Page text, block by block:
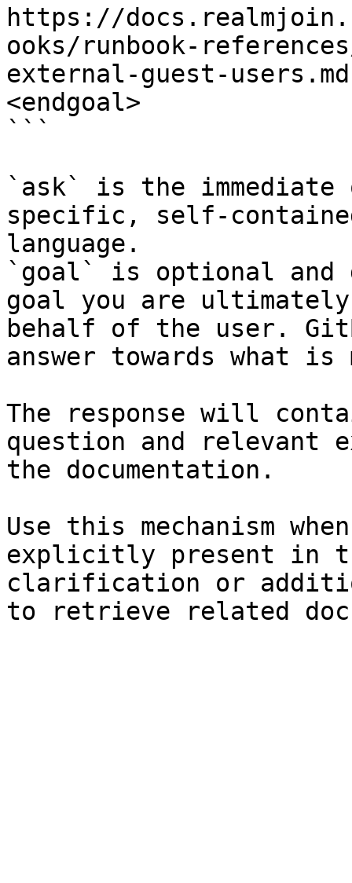
https://
ooks/runbook-
external-guest-
<endgoal>
```
`ask` is the
specific, self-
language.
`goal` is optional and
goal you are
behalf of the user.
answer towards what
The response will
question and relevant
the documentation.
Use this mechanism
explicitly present in
clarification or